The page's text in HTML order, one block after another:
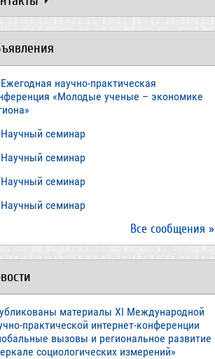
Ежегодная научно-практическая
«Молодые ученые – экономике
​Научный семинар
​Научный семинар
Научный семинар
​Научный семинар
Все сообщения »
материалы XI Международной
практической интернет-конференции
вызовы и региональное развитие
социологических измерений»